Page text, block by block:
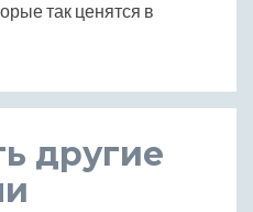
так ценятся в
другие